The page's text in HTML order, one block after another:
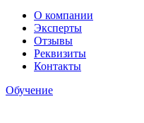
О компании
Эксперты
Отзывы
Реквизиты
Контакты
Обучение